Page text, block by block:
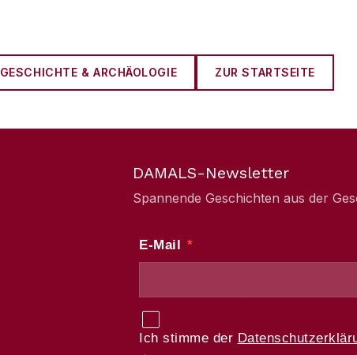
GESCHICHTE & ARCHÄOLOGIE ZUR STARTSEITE
DAMALS-Newsletter
Spannende Geschichten aus der